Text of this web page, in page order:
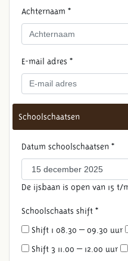
Achternaam *
E-mail adres *
Schoolschaatsen
Datum schoolschaatsen *
De ijsbaan is open van 15 t/
Schoolschaats shift *
Shift 1 08.30 – 09.30 uur
Shift 3 11.00 – 12.00 uur